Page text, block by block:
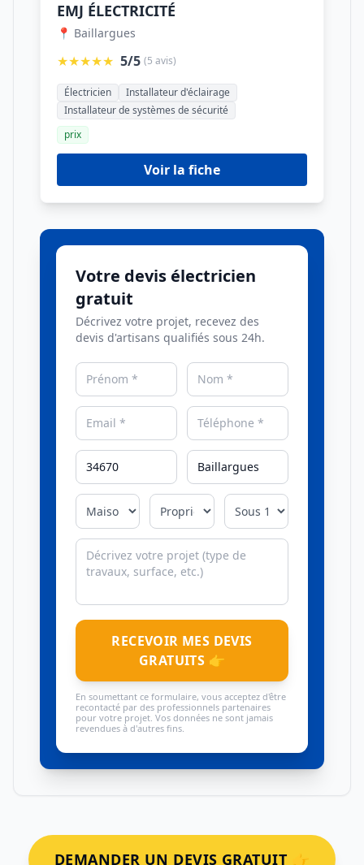
EMJ ÉLECTRICITÉ
📍 Baillargues
★★★★★ 5/5 (5 avis)
Électricien
Installateur d'éclairage
Installateur de systèmes de sécurité
prix
Voir la fiche
Votre devis électricien
gratuit
Décrivez votre projet, recevez des
devis d'artisans qualifiés sous 24h.
RECEVOIR MES DEVIS
GRATUITS 👉
En soumettant ce formulaire, vous acceptez d'être
recontacté par des professionnels partenaires
pour votre projet. Vos données ne sont jamais
revendues à d'autres fins.
DEMANDER UN DEVIS GRATUIT 👉